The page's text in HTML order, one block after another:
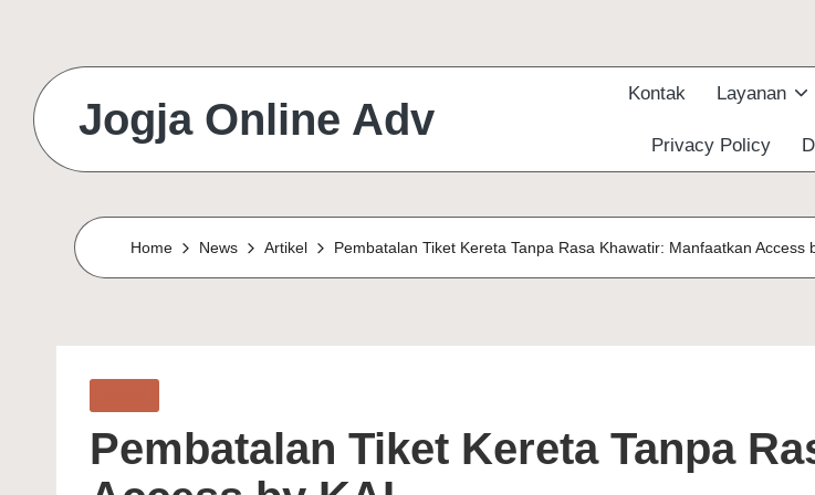
Jogja Online Adv
&
Digital
Kontak Layanan
Privacy Policy
Home News Artikel Pembatalan Tiket Kereta Tanpa Rasa Khawatir: Manfaatkan Access
in
Pembatalan Tiket Kereta Tanpa